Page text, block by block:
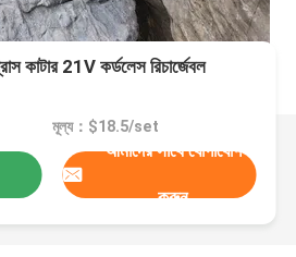
কাটার 21V কর্ডলেস রিচার্জেবল
মূল্য：$18.5/set
আমাদের সাথে যোগাযোগ
করুন